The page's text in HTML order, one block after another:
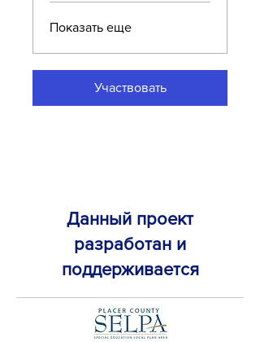
Показать еще
Участвовать
Данный проект
разработан и
поддерживается